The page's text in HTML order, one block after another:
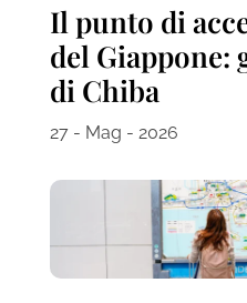
Il punto di
del Giappone:
di Chiba
27 - Mag - 2026